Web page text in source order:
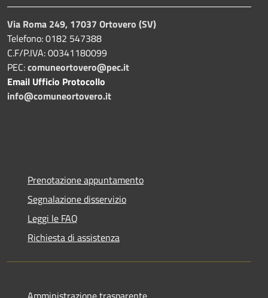
Via Roma 249, 17037 Ortovero (SV)
Telefono: 0182 547388
C.F/P.IVA: 00341180099
PEC:comuneortovero@pec.it
Email Ufficio Protocollo
info@comuneortovero.it
Prenotazione appuntamento
Segnalazione disservizio
Leggi le FAQ
Richiesta di assistenza